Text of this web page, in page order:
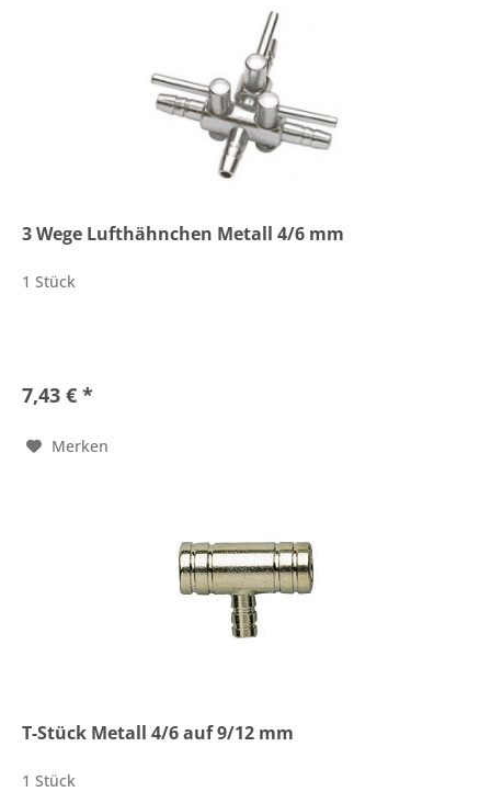
3 Wege Lufthähnchen Metall 4/6 mm
1 Stück
7,43 € *
Merken
T-Stück Metall 4/6 auf 9/12 mm
1 Stück